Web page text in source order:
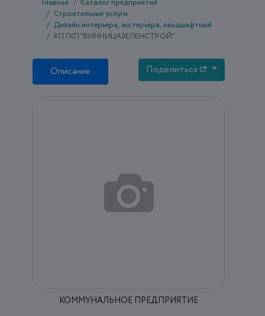
Главная
Каталог предприятий
Строительные услуги
Дизайн интерьера, экстерьера, ландшафтный
КП ГКП "ВИННИЦАЗЕЛЕНСТРОЙ"
Описание Поделиться
КОММУНАЛЬНОЕ ПРЕДПРИЯТИЕ